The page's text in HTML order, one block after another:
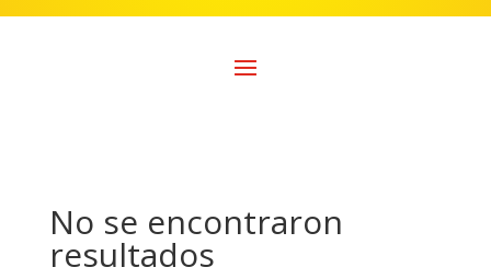
No se encontraron
resultados